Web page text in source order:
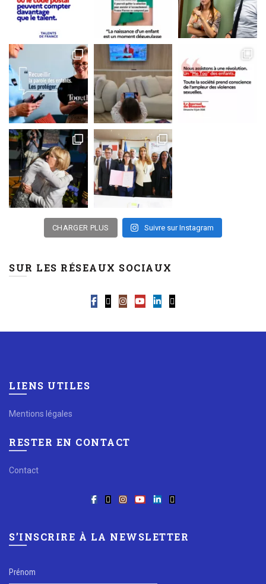
CHARGER PLUS Suivre sur Instagram
SUR LES RÉSEAUX SOCIAUX
LIENS UTILES
Mentions légales
RESTER EN CONTACT
Contact
S’INSCRIRE À LA NEWSLETTER